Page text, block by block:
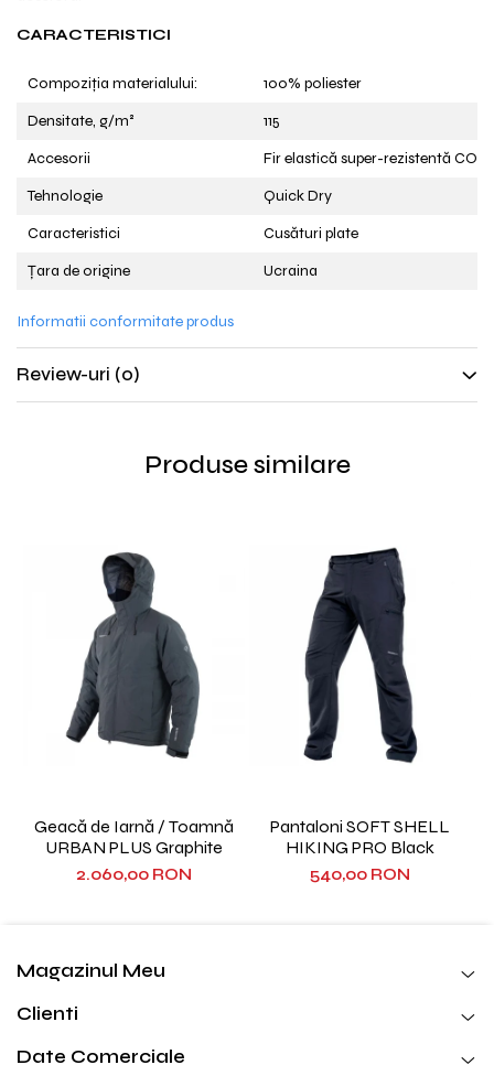
CARACTERISTICI
Compoziția materialului:
100% poliester
Densitate, g/m²
115
Accesorii
Fir elastică super-rezistentă
Tehnologie
Quick Dry
Caracteristici
Cusături plate
Țara de origine
Ucraina
Informatii conformitate produs
Review-uri (0)
Produse similare
Geacă de Iarnă / Toamnă
URBAN PLUS Graphite
2.060,00 RON
Pantaloni SOFT SHELL
HIKING PRO Black
540,00 RON
Magazinul Meu
Clienti
Date Comerciale